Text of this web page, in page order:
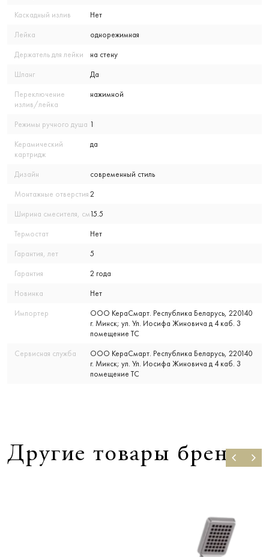
Каскадный излив Нет
Лейка однорежимная
Держатель для лейки на стену
Шланг Да
Переключение
излив/лейка
нажимной
Режимы ручного душа 1
Керамический
картридж
да
Дизайн современный стиль
Монтажные отверстия 2
Ширина смесителя, см15.5
Термостат Нет
Гарантия, лет 5
Гарантия 2 года
Новинка Нет
Импортер
ООО КераСмарт. Республика Беларусь, 220140
г. Минск; ул. Ул. Иосифа Жиновича д 4 каб. 3
помещение ТС
Сервисная служба
ООО КераСмарт. Республика Беларусь, 220140
г. Минск; ул. Ул. Иосифа Жиновича д 4 каб. 3
помещение ТС
Другие товары бренда